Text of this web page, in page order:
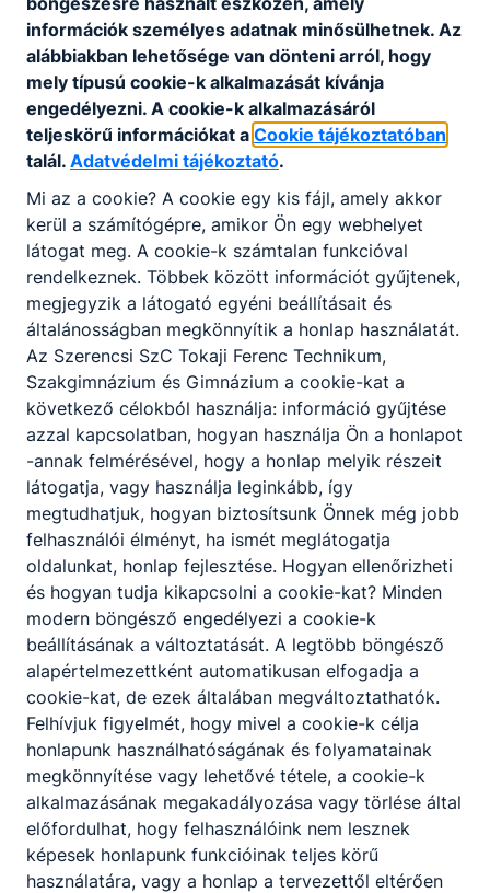
életkori sajátosságoknak megfelelő és
egyéb speciális csoportos foglalkozásokat
tervez és vezet;
a hibákat felismeri, kijavítja, a sérüléseket
megelőzi;
szükség esetén elsősegélynyújtási
feladatokat lát el;
az erőfejlesztő és kardio-gépeken végzett
egyéni edzéseket szakszerűen felügyeli;
kapcsolódó adminisztratív feladatokat lát el.
ISKOLASPECIFIKUS INFORMÁCIÓK A KÉPZÉSHEZ
Tanulmányi terület
kódja:
0216
Megnevezése:
Sport ágazat
Tervezett létszám:
16 fő
Megszerezhető
szakmai képesítés:
5-1014-20-01
Fitnesz-wellness
instruktor
Jellege:
5 évfolyamos
Idegen nyelv:
Angol, német
Felvételi kérelmek
elbírálása
(1) Tanulmányi
eredmények (7.
év végi, 8. félévi
eredmény)
alapján
(2) Egészségügyi
alkalmassági
vizsgálat
információk személyes adatnak minősülhetnek. Az
alábbiakban lehetősége van dönteni arról, hogy
mely típusú cookie-k alkalmazását kívánja
engedélyezni. A cookie-k alkalmazásáról
teljeskörű információkat a Cookie tájékoztatóban
talál. Adatvédelmi tájékoztató.
Mi az a cookie? A cookie egy kis fájl, amely akkor
kerül a számítógépre, amikor Ön egy webhelyet
látogat meg. A cookie-k számtalan funkcióval
rendelkeznek. Többek között információt gyűjtenek,
megjegyzik a látogató egyéni beállításait és
általánosságban megkönnyítik a honlap használatát.
Az Szerencsi SzC Tokaji Ferenc Technikum,
Szakgimnázium és Gimnázium a cookie-kat a
következő célokból használja: információ gyűjtése
azzal kapcsolatban, hogyan használja Ön a honlapot
-annak felmérésével, hogy a honlap melyik részeit
látogatja, vagy használja leginkább, így
megtudhatjuk, hogyan biztosítsunk Önnek még jobb
felhasználói élményt, ha ismét meglátogatja
oldalunkat, honlap fejlesztése. Hogyan ellenőrizheti
és hogyan tudja kikapcsolni a cookie-kat? Minden
modern böngésző engedélyezi a cookie-k
beállításának a változtatását. A legtöbb böngésző
alapértelmezettként automatikusan elfogadja a
cookie-kat, de ezek általában megváltoztathatók.
Felhívjuk figyelmét, hogy mivel a cookie-k célja
honlapunk használhatóságának és folyamatainak
megkönnyítése vagy lehetővé tétele, a cookie-k
alkalmazásának megakadályozása vagy törlése által
előfordulhat, hogy felhasználóink nem lesznek
képesek honlapunk funkcióinak teljes körű
használatára, vagy a honlap a tervezettől eltérően